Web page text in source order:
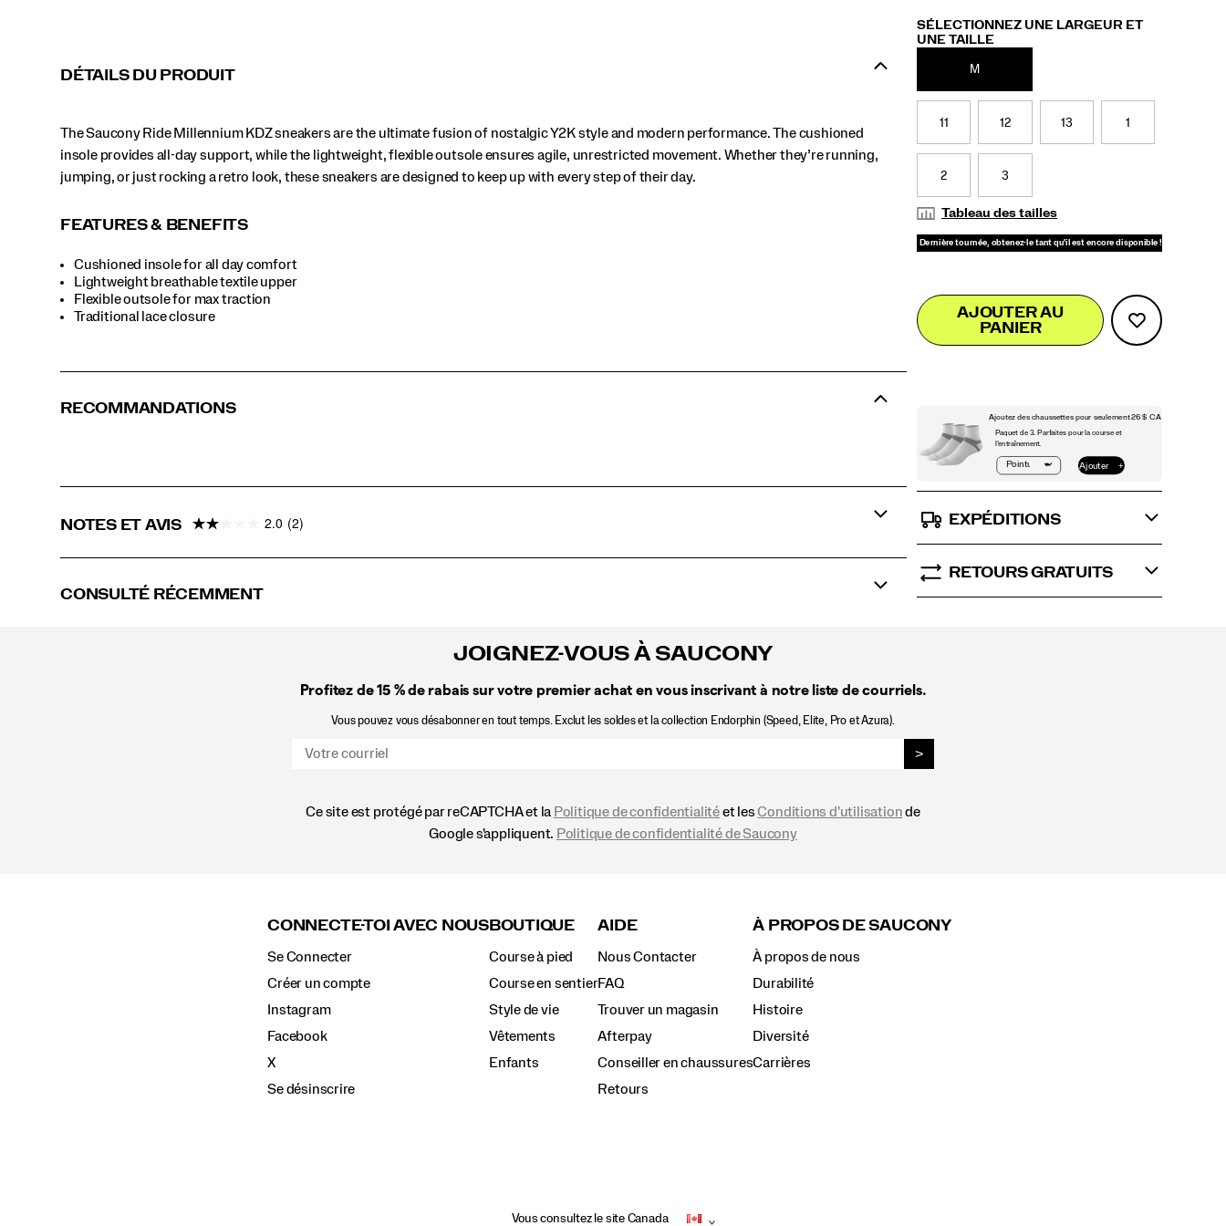
retro
look,
are
designed
keep
with
step
of
their
day.
</p>
Variations
SÉLECTIONNEZ UNE LARGEUR ET
UNE TAILLE
M
11 12 13 1
2 3
Tableau des tailles
Product
Actions
Add
to
cart
false
AJOUTER AU
PANIER
EXPÉDITIONS
RETOURS GRATUITS
DÉTAILS DU PRODUIT
The Saucony Ride Millennium KDZ sneakers are the ultimate fusion of nostalgic Y2K style and modern performance. The cushioned
insole provides all-day support, while the lightweight, flexible outsole ensures agile, unrestricted movement. Whether they’re running,
jumping, or just rocking a retro look, these sneakers are designed to keep up with every step of their day.
FEATURES & BENEFITS
Cushioned insole for all day comfort
Lightweight breathable textile upper
Flexible outsole for max traction
Traditional lace closure
RECOMMANDATIONS
NOTES ET AVIS 2.0 (2)
CONSULTÉ RÉCEMMENT
JOIGNEZ-VOUS À SAUCONY
Profitez de 15 %de rabais sur votre premier achat en vous inscrivant à notre liste de courriels.
Vous pouvez vous désabonner en tout temps. Exclut les soldes et la collection Endorphin (Speed, Elite, Pro et Azura).
>
Ce site est protégé par reCAPTCHA et la Politique de confidentialitéet lesConditions d'utilisationde
Google s'appliquent. Politique de confidentialité de Saucony
CONNECTE-TOI AVEC NOUS
Se Connecter
Créer un compte
Instagram
Facebook
X
Se désinscrire
BOUTIQUE
Course à pied
Course en sentier
Style de vie
Vêtements
Enfants
AIDE
Nous Contacter
FAQ
Trouver un magasin
Afterpay
Conseiller en chaussures
Retours
À PROPOS DE SAUCONY
À propos de nous
Durabilité
Histoire
Diversité
Carrières
Vous consultez le site Canada